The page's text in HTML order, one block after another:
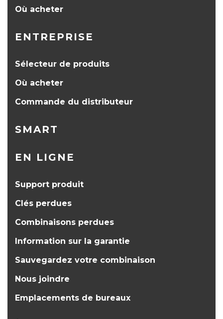
Où acheter
ENTREPRISE
Sélecteur de produits
Où acheter
Commande du distributeur
SMART
EN LIGNE
Support produit
Clés perdues
Combinaisons perdues
Information sur la garantie
Sauvegardez votre combinaison
Nous joindre
Emplacements de bureaux